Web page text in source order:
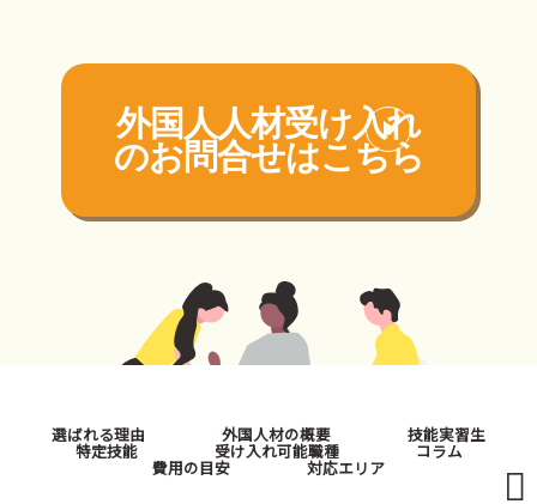
外国人人材受け入れ
のお問合せはこちら
選ばれる理由 外国人材の概要 技能実習生
特定技能 受け入れ可能職種 コラム
費用の目安 対応エリア